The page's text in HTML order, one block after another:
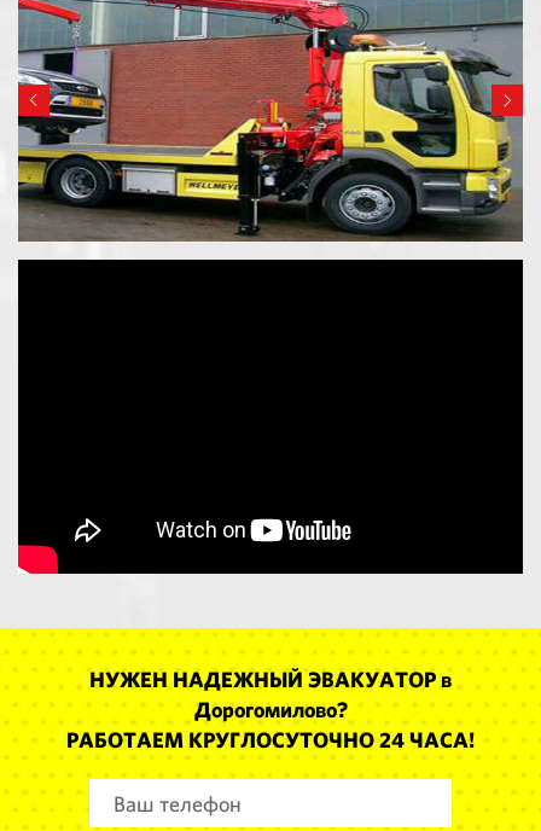
НУЖЕН НАДЕЖНЫЙ ЭВАКУАТОР в
Дорогомилово?
РАБОТАЕМ КРУГЛОСУТОЧНО 24 ЧАСА!